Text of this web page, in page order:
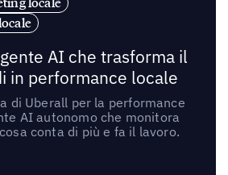
AI che trasforma il
in performance locale
di Uberall per la performance
AI autonomo che monitora
conta di più e fa il lavoro.